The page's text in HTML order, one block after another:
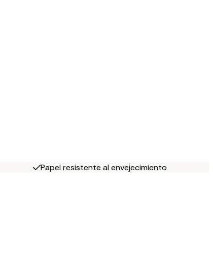
Papel resistente al envejecimiento